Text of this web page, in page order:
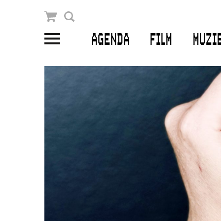
AGENDA FILM
Winkelmandje
PLAN JE BEZOEK
Openingstijden & contact
Filmprogramma’s Primair Onderwijs